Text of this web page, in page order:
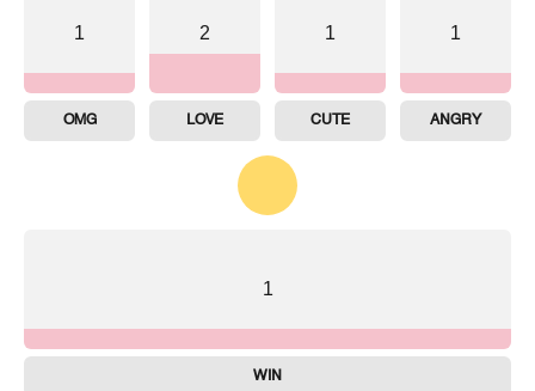
1
ANGRY
1
CUTE
2
LOVE
1
OMG
1
WIN